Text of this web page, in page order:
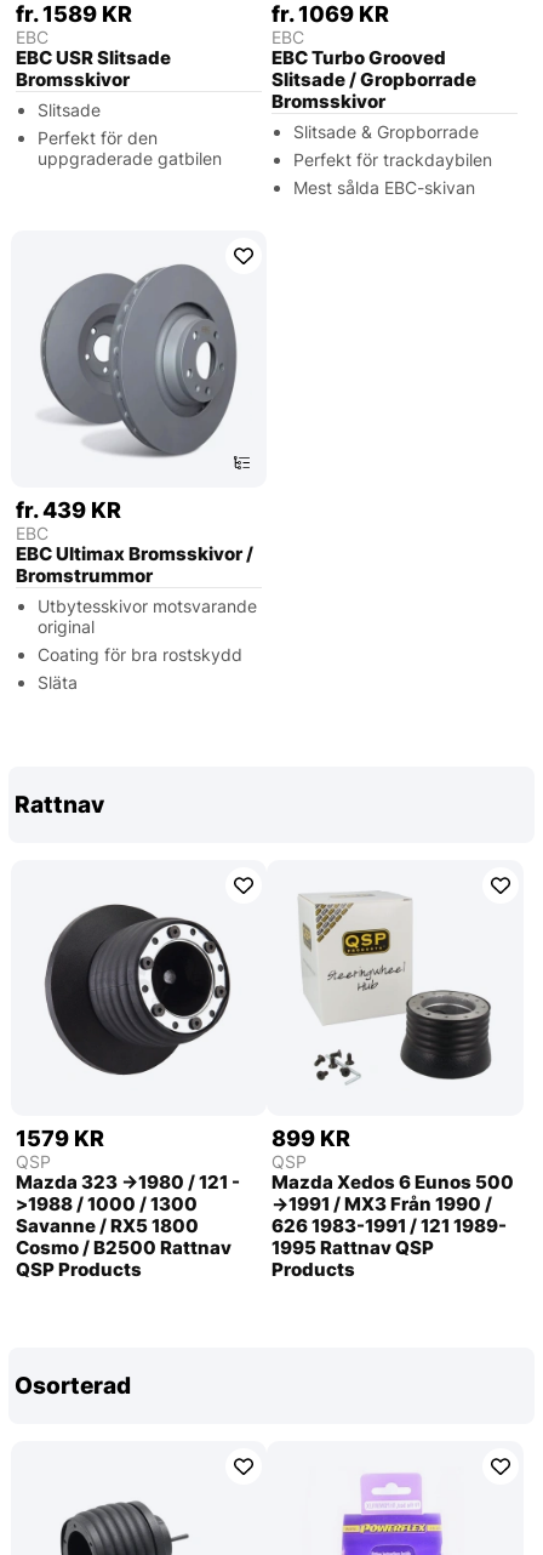
fr. 1589 KR
EBC
EBC USR Slitsade
Bromsskivor
Slitsade
Perfekt för den
uppgraderade gatbilen
fr. 1069 KR
EBC
EBC Turbo Grooved
Slitsade / Gropborrade
Bromsskivor
Slitsade & Gropborrade
Perfekt för trackdaybilen
Mest sålda EBC-skivan
fr. 439 KR
EBC
EBC Ultimax Bromsskivor /
Bromstrummor
Utbytesskivor motsvarande
original
Coating för bra rostskydd
Släta
Rattnav
1579 KR
QSP
Mazda 323 ->1980 / 121 -
>1988 / 1000 / 1300
Savanne / RX5 1800
Cosmo / B2500 Rattnav
QSP Products
899 KR
QSP
Mazda Xedos 6 Eunos 500
->1991 / MX3 Från 1990 /
626 1983-1991 / 121 1989-
1995 Rattnav QSP
Products
Osorterad